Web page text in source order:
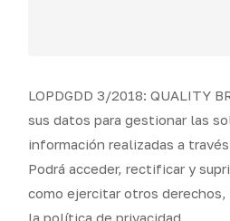
LOPDGDD 3/2018: QUALITY
sus datos para gestionar las
información realizadas a
Podrá acceder, rectificar y
como ejercitar otros
la política de privacidad.